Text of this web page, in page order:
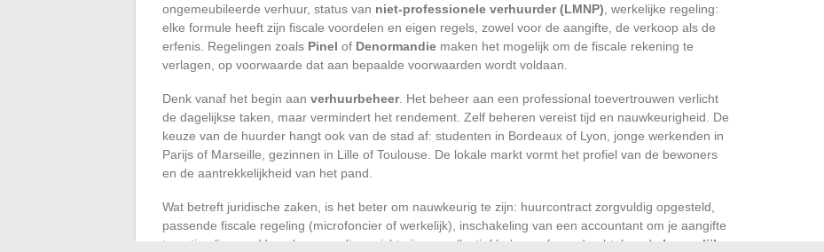
ongemeubileerde verhuur, status van niet-professionele verhuurder (LMNP) , werkelijke regeling:
elke formule heeft zijn fiscale voordelen en eigen regels, zowel voor de aangifte, de verkoop als de
erfenis. Regelingen zoals Pinel of Denormandie maken het mogelijk om de fiscale rekening te
verlagen, op voorwaarde dat aan bepaalde voorwaarden wordt voldaan.
Denk vanaf het begin aan verhuurbeheer. Het beheer aan een professional toevertrouwen verlicht
de dagelijkse taken, maar vermindert het rendement. Zelf beheren vereist tijd en nauwkeurigheid. De
keuze van de huurder hangt ook van de stad af: studenten in Bordeaux of Lyon, jonge werkenden in
Parijs of Marseille, gezinnen in Lille of Toulouse. De lokale markt vormt het profiel van de bewoners
en de aantrekkelijkheid van het pand.
Wat betreft juridische zaken, is het beter om nauwkeurig te zijn: huurcontract zorgvuldig opgesteld,
passende fiscale regeling (microfoncier of werkelijk), inschakeling van een accountant om je aangifte
te optimaliseren. Voor degenen die gericht zijn op collectief beheer of overdracht, kan de burgerlijke